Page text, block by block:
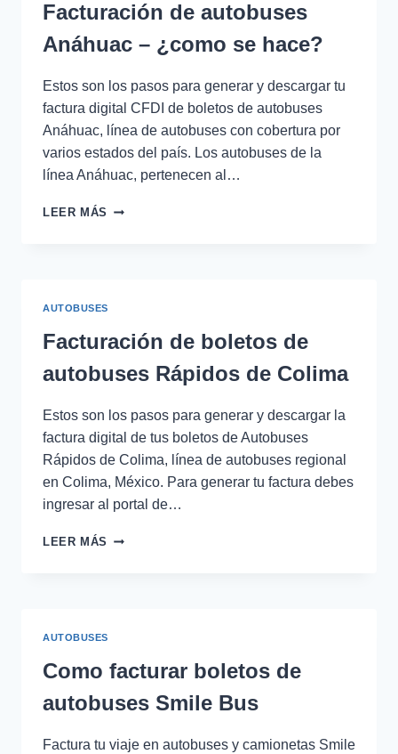
RESERVAMOS
Facturación de autobuses
Anáhuac – ¿como se hace?
Estos son los pasos para generar y descargar tu
factura digital CFDI de boletos de autobuses
Anáhuac, línea de autobuses con cobertura por
varios estados del país. Los autobuses de la
línea Anáhuac, pertenecen al…
LEER MÁS FACTURACIÓN
SE
HACE?
AUTOBUSES
Facturación de boletos de
autobuses Rápidos de Colima
Estos son los pasos para generar y descargar la
factura digital de tus boletos de Autobuses
Rápidos de Colima, línea de autobuses regional
en Colima, México. Para generar tu factura debes
ingresar al portal de…
LEER MÁS FACTURACIÓN
DE
COLIMA
AUTOBUSES
Como facturar boletos de
autobuses Smile Bus
Factura tu viaje en autobuses y camionetas Smile